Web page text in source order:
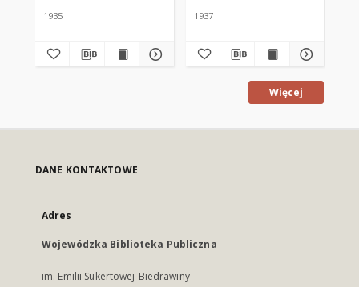
1935 1937
Więcej
DANE KONTAKTOWE
Adres
Wojewódzka Biblioteka Publiczna
im. Emilii Sukertowej-Biedrawiny